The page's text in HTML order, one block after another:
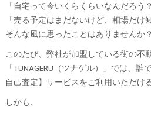
「自宅って今いくらくらいなんだろう？
「売る予定はまだないけど、相場だけ
そんな風に思ったことはありませんか？
このたび、弊社が加盟している街の不
「TUNAGERU（ツナゲル）」では、
自己査定】サービスをご利用いただけ
しかも、